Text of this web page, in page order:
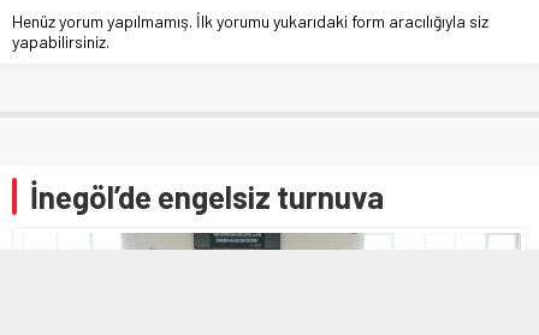
Henüz yorum yapılmamış. İlk yorumu yukarıdaki form aracılığıyla siz
yapabilirsiniz.
İnegöl’de engelsiz turnuva